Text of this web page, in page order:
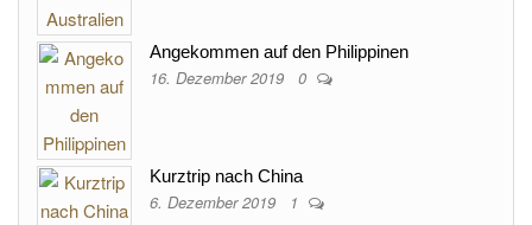
Angekommen auf den Philippinen
16. Dezember 2019 0
Kurztrip nach China
6. Dezember 2019 1